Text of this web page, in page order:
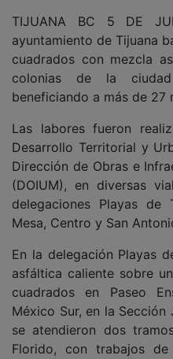
TIJUANA BC 5 DE
ayuntamiento de Tijuana
cuadrados con mezcla
colonias de la
beneficiando a más de 27
Las labores fueron
Desarrollo Territorial y
Dirección de Obras e
(DOIUM), en diversas
delegaciones Playas de
Mesa, Centro y San
En la delegación Playas
asfáltica caliente sobre
cuadrados en Paseo
México Sur, en la Sección
se atendieron dos
Florido, con trabajos